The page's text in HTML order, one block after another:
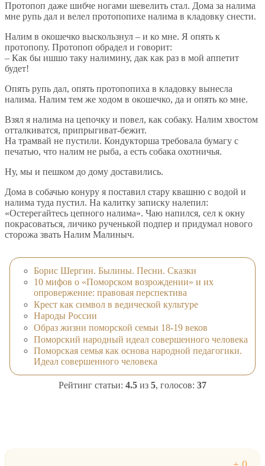
Протопоп даже шибче ногами шевелить стал. Дома за налима
мне рупь дал и велел протопопихе налима в кладовку снести.
Налим в окошечко выскользнул – и ко мне. Я опять к
протопопу. Протопоп обрадел и говорит:
– Как бы ишшо таку налимину, дак как раз в мой аппетит
будет!
Опять рупь дал, опять протопопиха в кладовку вынесла
налима. Налим тем же ходом в окошечко, да и опять ко мне.
Взял я налима на цепочку и повел, как собаку. Налим хвостом
отталкиватся, припрыгиват-бежит.
На трамвай не пустили. Кондукторша требовала бумагу с
печатью, что налим не рыба, а есть собака охотничья.
Ну, мы и пешком до дому доставились.
Дома в собачью конуру я поставил стару квашню с водой и
налима туда пустил. На калитку записку налепил:
«Остерегайтесь цепного налима». Чаю напился, сел к окну
покрасоваться, личико рученькой подпер и придумал нового
сторожа звать Налим Малиныч.
Борис Шергин. Былины. Песни. Сказки
10 мифов о «Поморском возрождении» и их
опровержение: правовая перспектива
Крест как символ в ведической культуре
Народы России
Образ жизни поморской семьи 18-19 веков
Поморский народный идеал совершенного человека
Поморская семья как основа народной педагогики.
Идеал совершенного человека
Рейтинг статьи: 4.5 из 5, голосов: 37